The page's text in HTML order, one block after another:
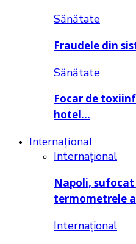
Sănătate
Fraudele din
Sănătate
Focar de
hotel…
Internațional
Internațional
Napoli, sufocat
termometrele
Internațional